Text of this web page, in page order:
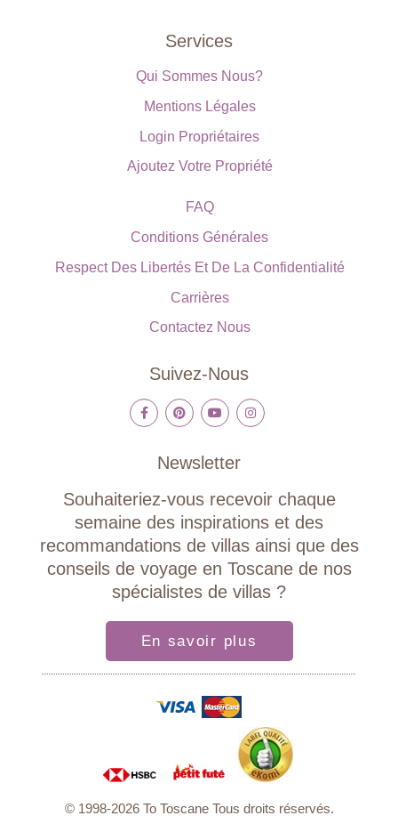
Services
Qui Sommes Nous?
Mentions Légales
Login Propriétaires
Ajoutez Votre Propriété
FAQ
Conditions Générales
Respect Des Libertés Et De La Confidentialité
Carrières
Contactez Nous
Suivez-Nous
Newsletter
Souhaiteriez-vous recevoir chaque
semaine des inspirations et des
recommandations de villas ainsi que des
conseils de voyage en Toscane de nos
spécialistes de villas ?
En savoir plus
© 1998-2026 To Toscane Tous droits réservés.